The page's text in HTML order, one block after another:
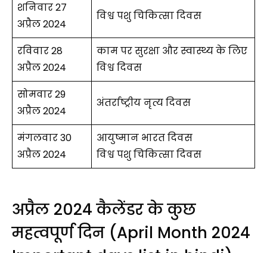
शनिवार 27
अप्रैल 2024
विश्व पशु चिकित्सा दिवस
रविवार 28
अप्रैल 2024
काम पर सुरक्षा और स्वास्थ्य के लिए
विश्व दिवस
सोमवार 29
अप्रैल 2024
अंतर्राष्ट्रीय नृत्य दिवस
मंगलवार 30
अप्रैल 2024
आयुष्मान भारत दिवस
विश्व पशु चिकित्सा दिवस
अप्रैल 2024 कैलेंडर के कुछ
महत्वपूर्ण दिन (April Month 2024